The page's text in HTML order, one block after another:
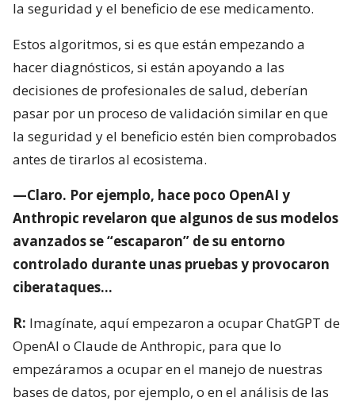
la seguridad y el beneficio de ese medicamento.
Estos algoritmos, si es que están empezando a
hacer diagnósticos, si están apoyando a las
decisiones de profesionales de salud, deberían
pasar por un proceso de validación similar en que
la seguridad y el beneficio estén bien comprobados
antes de tirarlos al ecosistema.
—Claro. Por ejemplo, hace poco OpenAI y
Anthropic revelaron que algunos de sus modelos
avanzados se “escaparon” de su entorno
controlado durante unas pruebas y provocaron
ciberataques…
R: Imagínate, aquí empezaron a ocupar ChatGPT de
OpenAI o Claude de Anthropic, para que lo
empezáramos a ocupar en el manejo de nuestras
bases de datos, por ejemplo, o en el análisis de las